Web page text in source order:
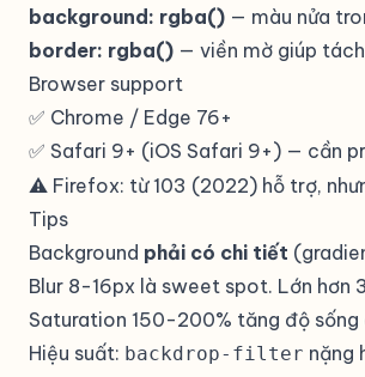
background: rgba() — màu nửa
border: rgba() — viền mờ giúp
Browser support
✅ Chrome / Edge 76+
✅ Safari 9+ (iOS Safari 9+) — cần
⚠️ Firefox: từ 103 (2022) hỗ trợ,
Tips
Background phải có chi tiết
Blur 8-16px là sweet spot. Lớn hơn
Saturation 150-200% tăng độ
Hiệu suất: backdrop-filter nặng